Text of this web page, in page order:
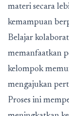
materi secara
kemampuan
Belajar
memanfaatkan
kelompok
mengajukan
Proses ini